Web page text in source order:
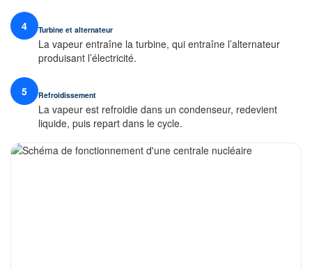
4 Turbine et alternateur
La vapeur entraîne la turbine, qui entraîne l’alternateur
produisant l’électricité.
5 Refroidissement
La vapeur est refroidie dans un condenseur, redevient
liquide, puis repart dans le cycle.